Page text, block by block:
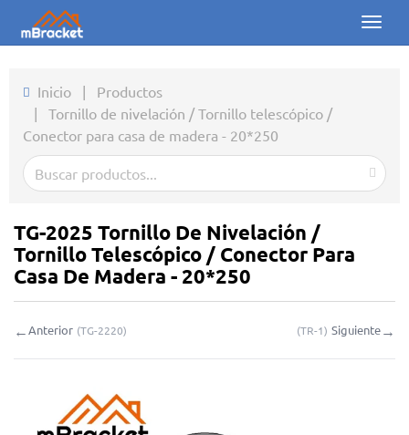
Toggle
Productos
Sobre nosotros
Descargas
Mis consultas
Inicio | Productos
| Tornillo de nivelación / Tornillo telescópico /
Conector para casa de madera - 20*250
TG-2025 Tornillo De Nivelación /
Tornillo Telescópico / Conector Para
Casa De Madera - 20*250
←Anterior (TG-2220) (TR-1) Siguiente→